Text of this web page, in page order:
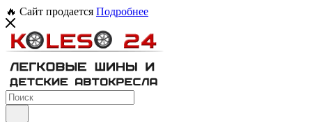
🔥 Сайт продается Подробнее